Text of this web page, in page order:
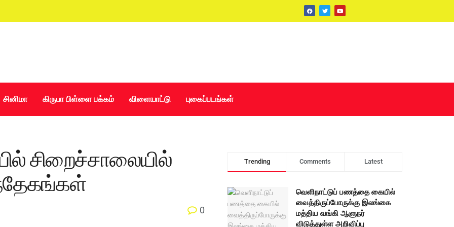
சினிமா கிருபா பிள்ளை பக்கம் விளையாட்டு புகைப்படங்கள்
சிறைச்சாலையில்
0
Trending Comments Latest
வெளிநாட்டுப் பணத்தை கையில்
வைத்திருப்போருக்கு இலங்கை
மத்திய வங்கி ஆளுநர்
விடுத்துள்ள அறிவிப்பு